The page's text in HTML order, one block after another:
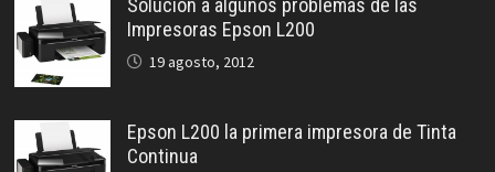
Solución a algunos problemas de las
Impresoras Epson L200
19 agosto, 2012
Epson L200 la primera impresora de Tinta
Continua